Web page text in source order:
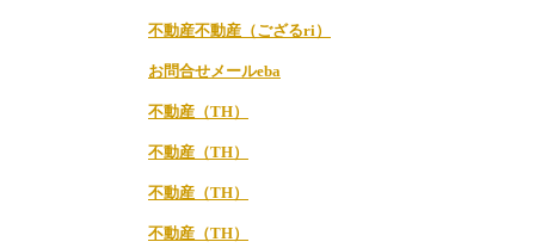
不動産不動産（ござるri）
お問合せメールeba
不動産（TH）
不動産（TH）
不動産（TH）
不動産（TH）